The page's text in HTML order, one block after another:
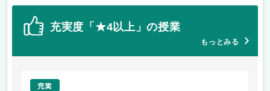
充実度「★4以上」の授業
もっとみる
充実